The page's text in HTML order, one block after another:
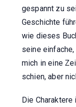
gespannt zu
Geschichte
wie dieses
seine
mich in eine
schien, aber
Die